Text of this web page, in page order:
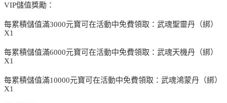
VIP儲值獎勵：
每累積儲值滿3000元寶可在活動中免費領取：武魂聖靈丹（綁）
X1
每累積儲值滿6000元寶可在活動中免費領取：武魂天機丹（綁）
X1
每累積儲值滿10000元寶可在活動中免費領取：武魂鴻蒙丹（綁）
X1